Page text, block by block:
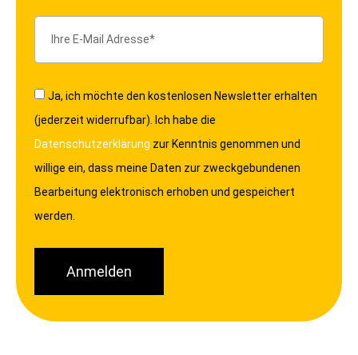
Ja, ich möchte den kostenlosen Newsletter erhalten
(jederzeit widerrufbar). Ich habe die
Datenschutzerklärung zur Kenntnis genommen und
willige ein, dass meine Daten zur zweckgebundenen
Bearbeitung elektronisch erhoben und gespeichert
werden.
Anmelden